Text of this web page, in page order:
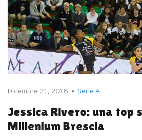
Dicembre 21, 2018 Serie A
Jessica Rivero: una top
Millenium Brescia